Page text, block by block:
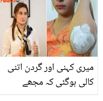
میری کہنی اور گردن اتنی
کالی ہوگئی کہ مجھے